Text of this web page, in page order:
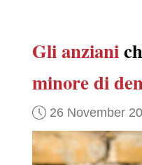
Gli anziani
minore di
26 November